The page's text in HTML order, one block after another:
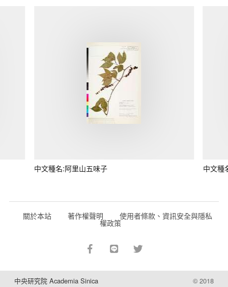
中文種名:阿里山五味子 中文種
關於本站 著作權聲明 使用者條款、資訊安全與隱私
權政策
中央研究院 Academia Sinica © 2018